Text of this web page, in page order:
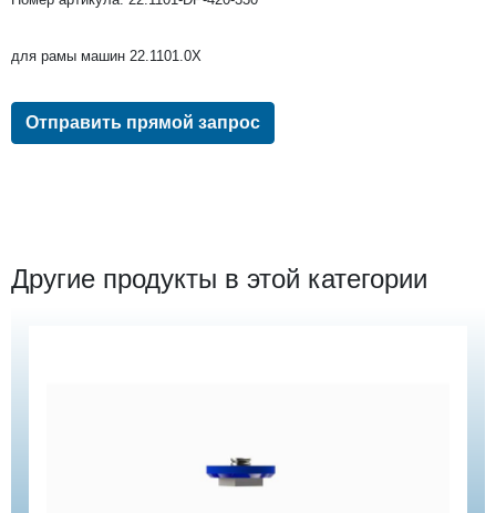
для рамы машин 22.1101.0X
Отправить прямой запрос
Другие продукты в этой категории